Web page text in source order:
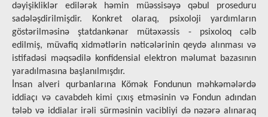
dəyişikliklər edilərək həmin müəssisəyə qəbul proseduru
sadələşdirilmişdir. Konkret olaraq, psixoloji yardımların
göstərilməsinə ştatdankənar mütəxəssis - psixoloq cəlb
edilmiş, müvafiq xidmətlərin nəticələrinin qeydə alınması və
istifadəsi məqsədilə konfidensial elektron məlumat bazasının
yaradılmasına başlanılmışdır.
İnsan alveri qurbanlarına Kömək Fondunun məhkəmələrdə
iddiaçı və cavabdeh kimi çıxış etməsinin və Fondun adından
tələb və iddialar irəli sürməsinin vacibliyi də nəzərə alınaraq